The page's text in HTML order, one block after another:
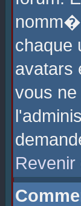
chaque
avatars
vous
Revenir